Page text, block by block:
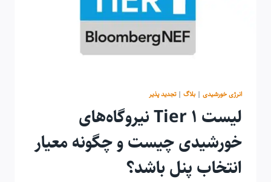
انرژی خورشیدی | بلاگ |تجدید پذیر
لیست Tier 1 نیروگاه‌های
خورشیدی چیست و چگونه معیار
انتخاب پنل باشد؟